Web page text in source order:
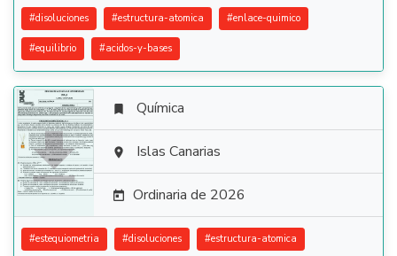
#disoluciones #estructura-atomica #enlace-quimico
#equilibrio #acidos-y-bases

 Química
 Islas Canarias
 Ordinaria de 2026
#estequiometria #disoluciones #estructura-atomica